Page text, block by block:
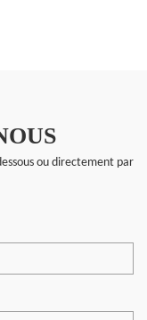
ou directement par